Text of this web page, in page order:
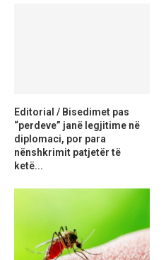
Editorial / Bisedimet pas
“perdeve” janë legjitime në
diplomaci, por para
nënshkrimit patjetër të
ketë...